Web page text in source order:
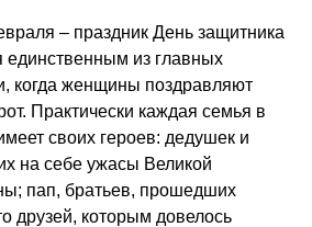
– праздник День защитника
единственным из главных
когда женщины поздравляют
Практически каждая семья в
своих героев: дедушек и
на себе ужасы Великой
пап, братьев, прошедших
друзей, которым довелось